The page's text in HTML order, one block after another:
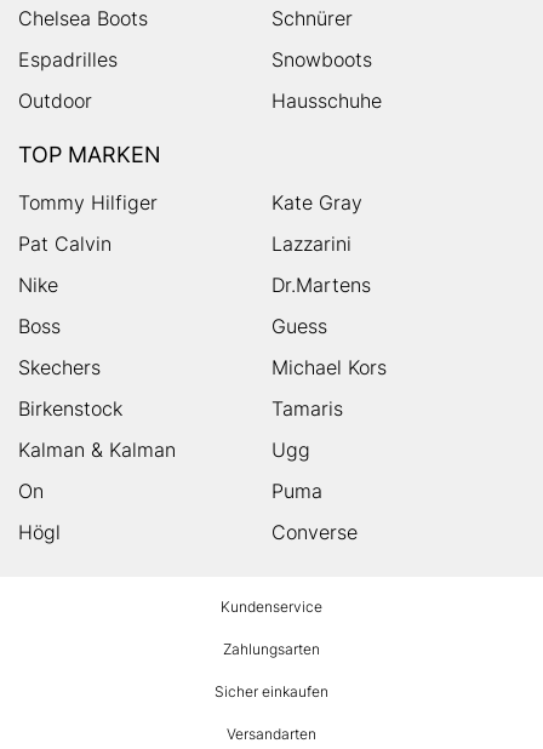
Chelsea Boots
Schnürer
Espadrilles
Snowboots
Outdoor
Hausschuhe
TOP MARKEN
Tommy Hilfiger
Kate Gray
Pat Calvin
Lazzarini
Nike
Dr.Martens
Boss
Guess
Skechers
Michael Kors
Birkenstock
Tamaris
Kalman & Kalman
Ugg
On
Puma
Högl
Converse
Kundenservice
Zahlungsarten
Sicher einkaufen
Versandarten